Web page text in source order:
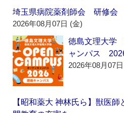
埼玉県病院薬剤師会 研修会
2026年08月07日 (金)
徳島文理大学
ャンパス
2026年08月07
【昭和薬大 神林氏ら】獣医